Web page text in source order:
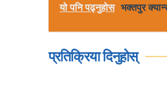
यो पनि पढ्नुहोस भक्तपुर
प्रतिक्रिया दिनुहोस्